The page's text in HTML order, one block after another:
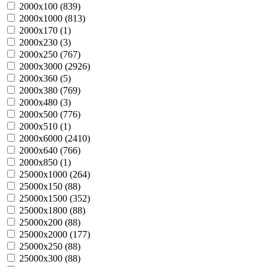
2000х100 (839)
2000х1000 (813)
2000х170 (1)
2000х230 (3)
2000х250 (767)
2000х3000 (2926)
2000х360 (5)
2000х380 (769)
2000х480 (3)
2000х500 (776)
2000х510 (1)
2000х6000 (2410)
2000х640 (766)
2000х850 (1)
25000х1000 (264)
25000х150 (88)
25000х1500 (352)
25000х1800 (88)
25000х200 (88)
25000х2000 (177)
25000х250 (88)
25000х300 (88)